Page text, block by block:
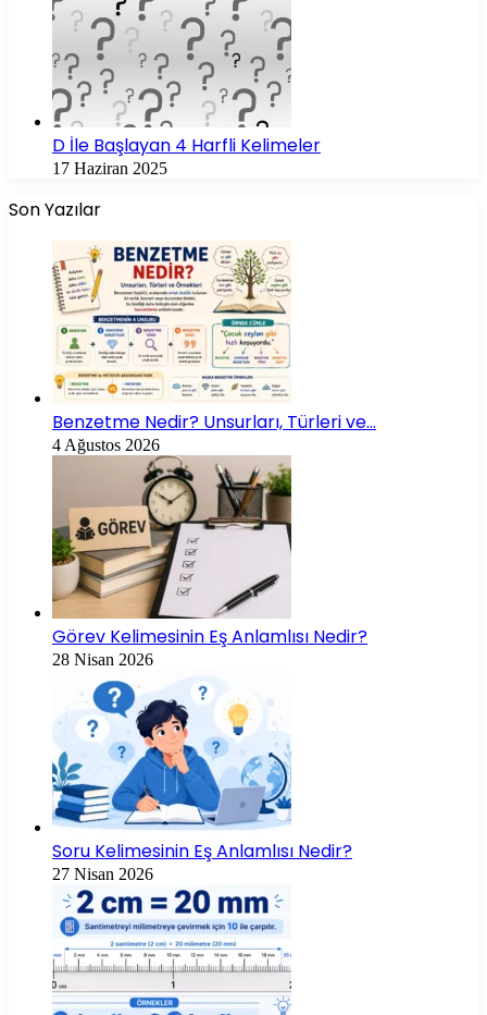
D İle Başlayan 4 Harfli Kelimeler
17 Haziran 2025
Son Yazılar
Benzetme Nedir? Unsurları, Türleri ve…
4 Ağustos 2026
Görev Kelimesinin Eş Anlamlısı Nedir?
28 Nisan 2026
Soru Kelimesinin Eş Anlamlısı Nedir?
27 Nisan 2026